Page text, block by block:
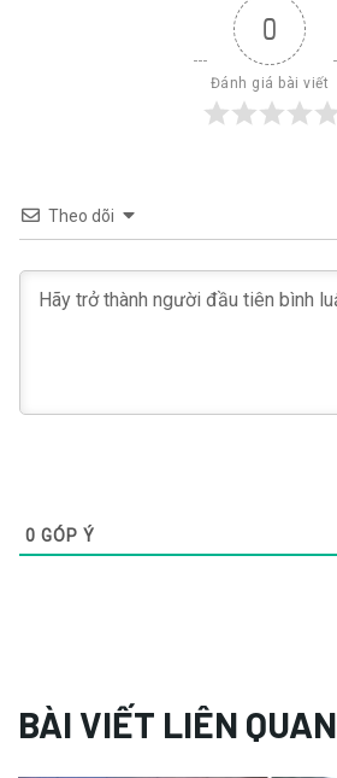
0
Đánh giá bài viết
Theo dõi
0 GÓP Ý
BÀI VIẾT LIÊN QUAN